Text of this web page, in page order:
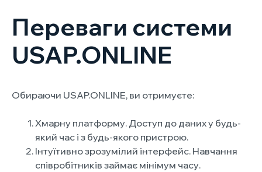
Переваги системи
USAP.ONLINE
Обираючи USAP.ONLINE, ви отримуєте:
Хмарну платформу. Доступ до даних у будь-
який час і з будь-якого пристрою.
Інтуїтивно зрозумілий інтерфейс. Навчання
співробітників займає мінімум часу.